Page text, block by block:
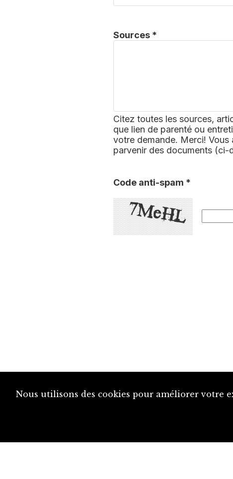
Sources *
Citez toutes les sources,
que lien de parenté ou
votre demande. Merci!
parvenir des documents (ci-
Code anti-spam *
Nous utilisons des cookies pour améliorer votre